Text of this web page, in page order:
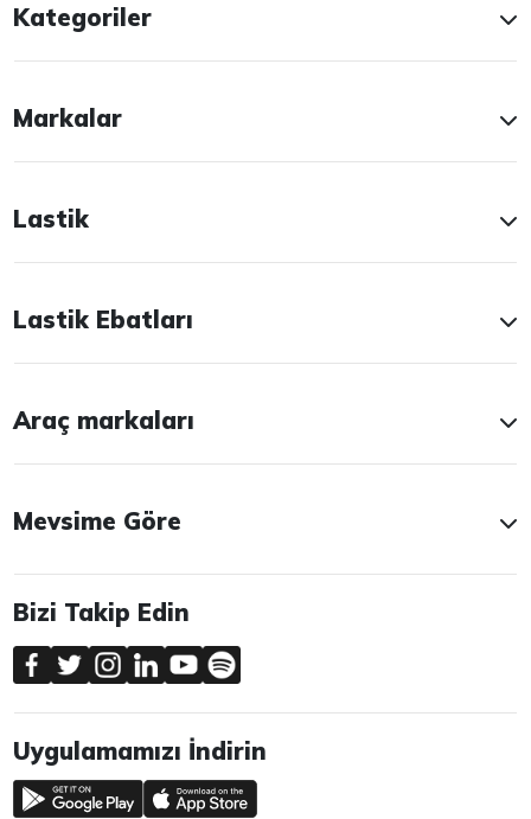
Kategoriler
Markalar
Lastik
Lastik Ebatları
Araç markaları
Mevsime Göre
Bizi Takip Edin
Uygulamamızı İndirin